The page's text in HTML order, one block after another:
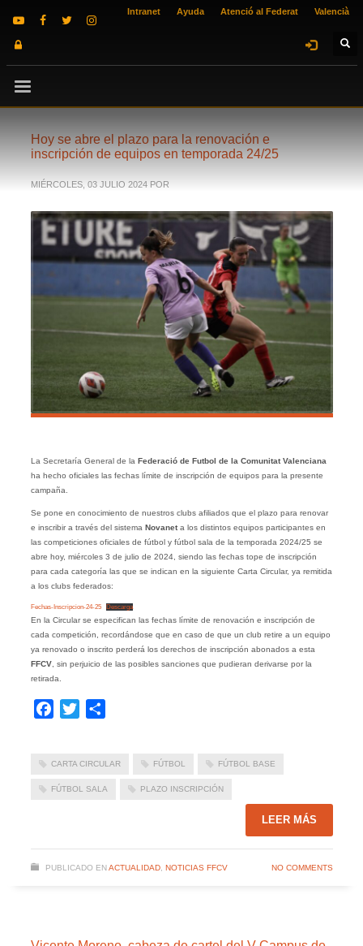
Intranet Ayuda Atenció al Federat Valencià
Hoy se abre el plazo para la renovación e
inscripción de equipos en temporada 24/25
MIÉRCOLES, 03 JULIO 2024 POR
La Secretaría General de la Federació de Futbol de la Comunitat Valenciana
ha hecho oficiales las fechas límite de inscripción de equipos para la presente
campaña.
Se pone en conocimiento de nuestros clubs afiliados que el plazo para renovar
e inscribir a través del sistema Novaneta los distintos equipos participantes en
las competiciones oficiales de fútbol y fútbol sala de la temporada 2024/25 se
abre hoy, miércoles 3 de julio de 2024, siendo las fechas tope de inscripción
para cada categoría las que se indican en la siguiente Carta Circular, ya remitida
a los clubs federados:
Fechas-Inscripcion-24-25 Descarga
En la Circular se especifican las fechas límite de renovación e inscripción de
cada competición, recordándose que en caso de que un club retire a un equipo
ya renovado o inscrito perderá los derechos de inscripción abonados a esta
FFCV, sin perjuicio de las posibles sanciones que pudieran derivarse por la
retirada.
Facebook
Twitter
CARTA CIRCULAR FÚTBOL FÚTBOL BASE
FÚTBOL SALA PLAZO INSCRIPCIÓN
LEER MÁS
PUBLICADO EN ACTUALIDAD, NOTICIAS FFCV NO COMMENTS